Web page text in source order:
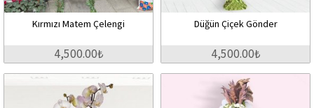
Kırmızı Matem Çelengi
4,500.00₺
Düğün Çiçek Gönder
4,500.00₺